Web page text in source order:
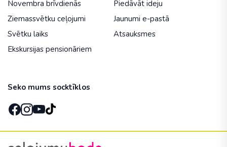
Novembra brīvdienās
Ziemassvētku ceļojumi
Svētku laiks
Ekskursijas pensionāriem
Piedāvāt ideju
Jaunumi e-pastā
Atsauksmes
Seko mums socktīklos